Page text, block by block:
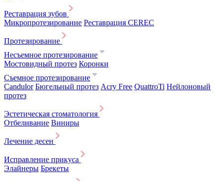
Реставрация зубов
Микропротезирование Реставрация CEREC
Протезирование
Несъемное протезирование
Мостовидный протез Коронки
Съемное протезирование
Candulor Бюгельный протез Acry Free QuattroTi Нейлоновый
протез
Эстетическая стоматология
Отбеливание Виниры
Лечение десен
Исправление прикуса
Элайнеры Брекеты